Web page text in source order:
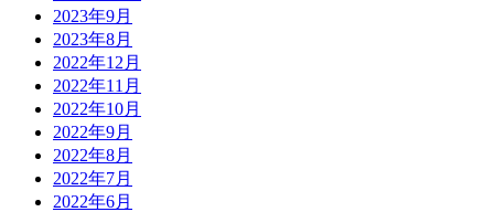
2023年9月
2023年8月
2022年12月
2022年11月
2022年10月
2022年9月
2022年8月
2022年7月
2022年6月